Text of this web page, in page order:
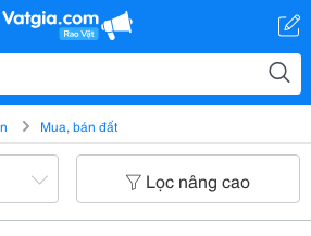
Mua, bán đất
Lọc nâng cao